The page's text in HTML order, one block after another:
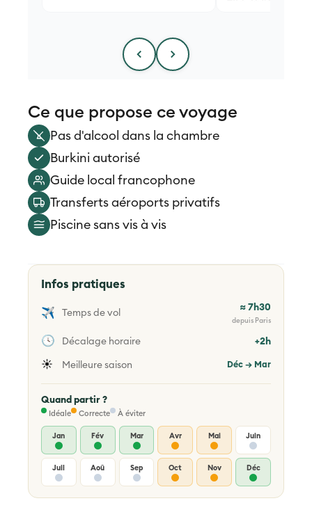
Ce que propose ce voyage
Pas d'alcool dans la chambre
Burkini autorisé
Guide local francophone
Transferts aéroports privatifs
Piscine sans vis à vis
Infos pratiques
✈️ Temps de vol
≈ 7h30
depuis Paris
🕓 Décalage horaire +2h
☀️ Meilleure saison Déc → Mar
Quand partir ?
Idéale Correcte À éviter
Jan Fév Mar Avr Mai Juin
Juil Aoû Sep Oct Nov Déc